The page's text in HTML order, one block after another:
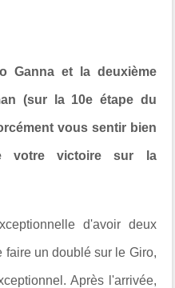
Ganna et la deuxième
(sur la 10e étape du
vous sentir bien
votre victoire sur la
d'avoir deux
faire un doublé sur le Giro,
Après l'arrivée,